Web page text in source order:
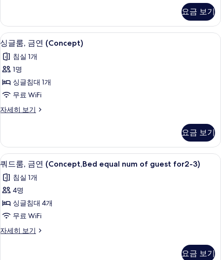
보
기
보
기
개,
금
연
(Concept)
사
진
모
두
즈
침
대
개,
금
(Concept)
자
히
요금 보기
싱
글
룸,
금
연
(Concept)
사
모
두
보
기
싱글룸, 금연 (Concept) | 저자극성 침
1
싱글룸, 금연 (Concept)
침실 1개
1명
싱글침대 1개
무료 WiFi
자세히 보기
싱
연
(Concept)
자
세
히
보
요금 보기
쿼
드
룸,
금
연
(Concept,Bed
equal
쿼드룸, 금연 (Concept,Bed equal
1
쿼드룸, 금연 (Concept,Bed equal num of guest for2-3)
침실 1개
4명
싱글침대 4개
무료 WiFi
자세히 보기
쿼
요금 보기